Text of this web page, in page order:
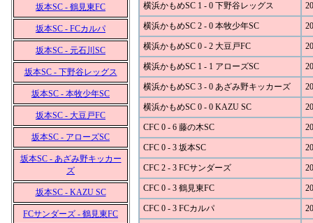
坂本SC - 鶴見東FC
坂本SC - FCカルパ
坂本SC - 元石川SC
坂本SC - 下野谷レッグス
坂本SC - 本牧少年SC
坂本SC - 大豆戸FC
坂本SC - アローズSC
坂本SC - あざみ野キッカー
ズ
坂本SC - KAZU SC
FCサンダーズ - 鶴見東FC
横浜かもめSC 1 - 0 下野谷レッグス
横浜かもめSC 2 - 0 本牧少年SC
横浜かもめSC 0 - 2 大豆戸FC
横浜かもめSC 1 - 1 アローズSC
横浜かもめSC 3 - 0 あざみ野キッカーズ
横浜かもめSC 0 - 0 KAZU SC
CFC 0 - 6 藤の木SC
CFC 0 - 3 坂本SC
CFC 2 - 3 FCサンダーズ
CFC 0 - 3 鶴見東FC
CFC 0 - 3 FCカルパ